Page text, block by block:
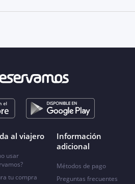
al viajero
usar
tu compra
Información
adicional
Métodos de pago
Preguntas frecuentes